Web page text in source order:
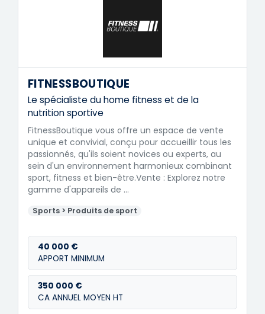
FITNESSBOUTIQUE
Le spécialiste du home fitness et de la
nutrition sportive
FitnessBoutique vous offre un espace de vente
unique et convivial, conçu pour accueillir tous les
passionnés, qu'ils soient novices ou experts, au
sein d'un environnement harmonieux combinant
sport, fitness et bien-être.Vente : Explorez notre
gamme d'appareils de …
Sports > Produits de sport
40 000 €
APPORT MINIMUM
350 000 €
CA ANNUEL MOYEN HT